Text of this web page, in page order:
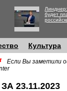
будет
Культура
Если Вы заметили
23.11.2023